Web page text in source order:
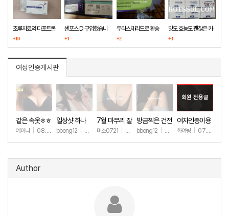
조루치료약 다포트론
구매했습니다
+10
센포스 D 구입했습니
다
+1
두타스테리드로 환승
+2
맛도 효능도 괜찮은 카
마그라
+3
여성인증게시판
같은 속옷ㅎㅎ
예이니 08.04 +63
일상샷 하나
bbong12 07.31+88
7월 마무리 잘
하세요🫶
미소0721 07.31+243
방금찍은 건전
한 일상샷
bbong12 07.28+89
회원 전용글
여자인증이용
ㅎㅎ
화여뉭 07.27
Author